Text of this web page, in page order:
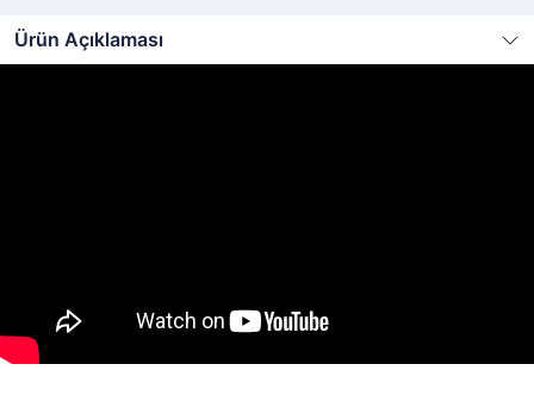
Ürün Açıklaması